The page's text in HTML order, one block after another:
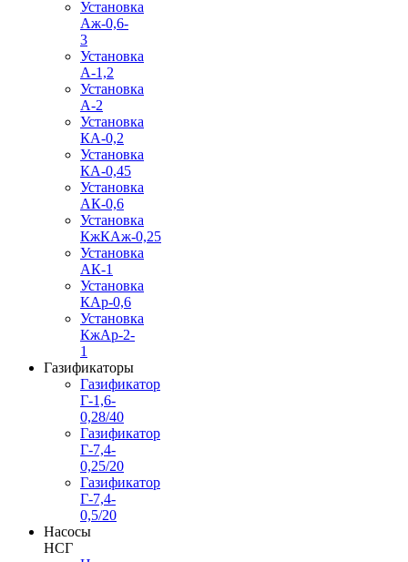
Установка
Аж-0,6-
3
Установка
А-1,2
Установка
А-2
Установка
КА-0,2
Установка
КА-0,45
Установка
АК-0,6
Установка
КжКАж-0,25
Установка
АК-1
Установка
КАр-0,6
Установка
КжАр-2-
1
Газификаторы
Газификатор
Г-1,6-
0,28/40
Газификатор
Г-7,4-
0,25/20
Газификатор
Г-7,4-
0,5/20
Насосы
НСГ